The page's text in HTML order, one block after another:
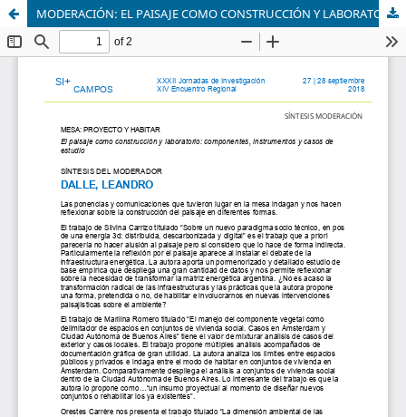
MODERACIÓN: EL PAISAJE COMO CONSTRUCCIÓN Y LABORATORIO: COMPONENTES, INSTRUMENTOS Y CASOS DE ESTUDIO